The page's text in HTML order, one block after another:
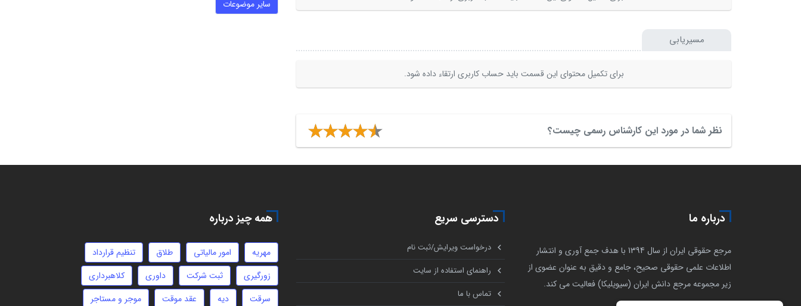
مسیریابی
برای تکمیل محتوای این قسمت باید حساب کاربری ارتقاء داده شود.
نظر شما در مورد این کارشناس رسمی چیست؟
سایر موضوعات
درباره ما
مرجع حقوقی ایران از سال 1394 با هدف جمع آوری و انتشار
اطلاعات علمی حقوقی صحیح، جامع و دقیق به عنوان عضوی از
زیر مجموعه مرجع دانش ایران (سیویلیکا) فعالیت می کند.
دسترسی سریع
درخواست ویرایش/ثبت نام
راهنمای استفاده از سایت
تماس با ما
همه چیز درباره
مهریه امور مالیاتی طلاق
تنظیم قرارداد
زورگیری
ثبت شرکت داوری
کلاهبرداری
سرقت
دیه عقد موقت موجر و مستاجر